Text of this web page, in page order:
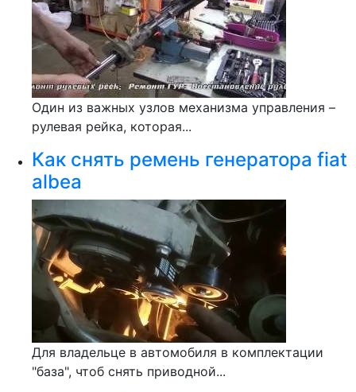
Один из важных узлов механизма управления –
рулевая рейка, которая...
Как снять ремень генератора fiat
albea
Для владельце в автомобиля в комплектации
"база", чтоб снять приводной...